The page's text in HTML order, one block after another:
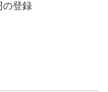
の登録